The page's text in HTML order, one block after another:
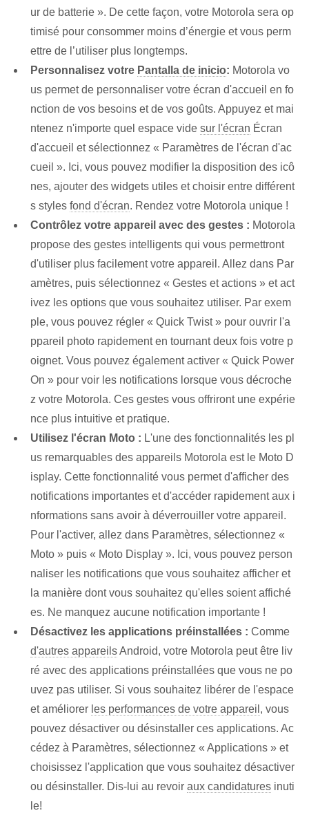
ur de batterie ». De cette façon, votre Motorola sera op
timisé pour consommer moins d’énergie et vous perm
ettre de l’utiliser plus longtemps.
Personnalisez votre Pantalla de inicio: Motorola vo
us permet de personnaliser votre écran d'accueil en fo
nction de vos besoins et de vos goûts. Appuyez et mai
ntenez n'importe quel espace vide sur l'écran Écran
d'accueil et sélectionnez « Paramètres de l'écran d'ac
cueil ». Ici, vous pouvez modifier la disposition des icô
nes, ajouter des widgets utiles et choisir entre différent
s styles fond d'écran. Rendez votre Motorola unique !
Contrôlez votre appareil avec des gestes : Motorola
propose des gestes intelligents qui vous permettront
d'utiliser plus facilement votre appareil. Allez dans Par
amètres, puis sélectionnez « Gestes et actions » et act
ivez les options que vous souhaitez utiliser. Par exem
ple, vous pouvez régler « Quick Twist » pour ouvrir l'a
ppareil photo rapidement en tournant deux fois votre p
oignet. Vous pouvez également activer « Quick Power
On » pour voir les notifications lorsque vous décroche
z votre Motorola. Ces gestes vous offriront une expérie
nce plus intuitive et pratique.
Utilisez l'écran Moto : L'une des fonctionnalités les pl
us remarquables des appareils Motorola est le Moto D
isplay. Cette fonctionnalité vous permet d'afficher des
notifications importantes et d'accéder rapidement aux i
nformations sans avoir à déverrouiller votre appareil.
Pour l'activer, allez dans Paramètres, sélectionnez «
Moto » puis « Moto Display ». Ici, vous pouvez person
naliser les notifications que vous souhaitez afficher et
la manière dont vous souhaitez qu'elles soient affiché
es. Ne manquez aucune notification importante !
Désactivez les applications préinstallées : Comme
d'autres appareilsAndroid, votre Motorola peut être liv
ré avec des applications préinstallées que vous ne po
uvez pas utiliser. Si vous souhaitez libérer de l'espace
et améliorer les performances de votre appareil , vous
pouvez désactiver ou désinstaller ces applications. Ac
cédez à Paramètres, sélectionnez « Applications » et
choisissez l'application que vous souhaitez désactiver
ou désinstaller. Dis-lui au revoir aux candidatures inuti
le!